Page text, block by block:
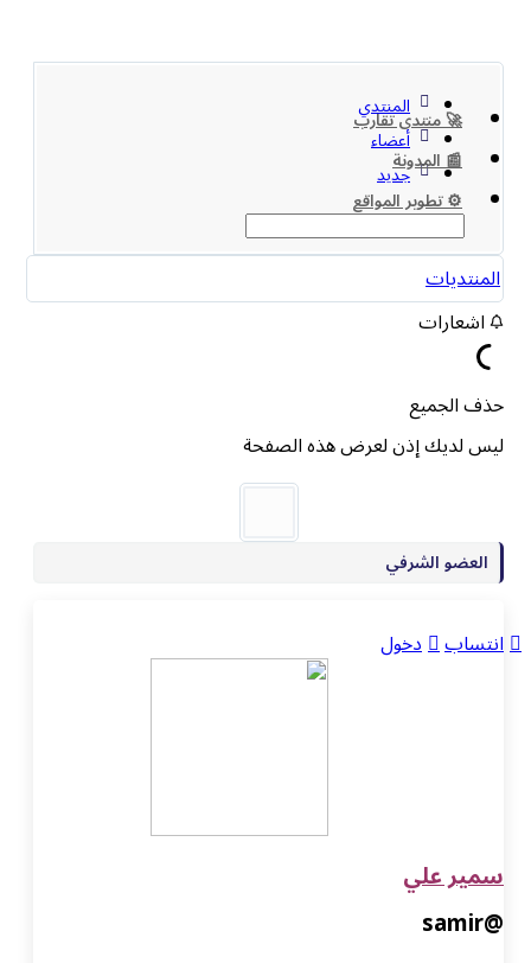
🚀 منتدى تقارب
📰 المدونة
⚙️ تطوير المواقع
انتساب دخول
المنتدي
أعضاء
جديد
المنتديات
اشعارات
حذف الجميع
ليس لديك إذن لعرض هذه الصفحة
العضو الشرفي
سمير علي
@samir